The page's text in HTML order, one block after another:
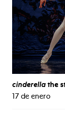
cinderella the
17 de enero